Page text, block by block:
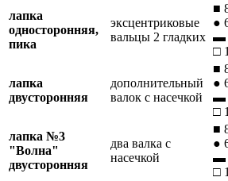
лапка
односторонняя,
пика
эксцентриковые
вальцы 2 гладких
■
●
▬
□
лапка
двусторонняя
дополнительный
валок с насечкой
■
●
▬
□
лапка №3
"Волна"
двусторонняя
два валка с
насечкой
■
●
▬
□